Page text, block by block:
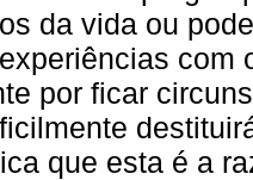
da vida ou
com
por ficar
que esta é a